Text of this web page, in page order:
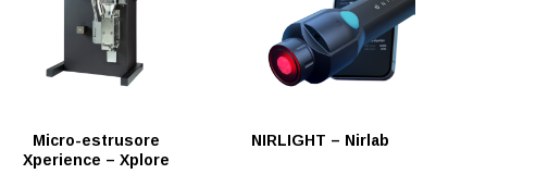
Micro-estrusore
Xperience – Xplore
NIRLIGHT – Nirlab